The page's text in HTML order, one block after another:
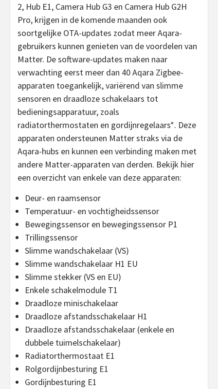
2, Hub E1, Camera Hub G3 en Camera Hub G2H
Pro, krijgen in de komende maanden ook
soortgelijke OTA-updates zodat meer Aqara-
gebruikers kunnen genieten van de voordelen van
Matter. De software-updates maken naar
verwachting eerst meer dan 40 Aqara Zigbee-
apparaten toegankelijk, variërend van slimme
sensoren en draadloze schakelaars tot
bedieningsapparatuur, zoals
radiatorthermostaten en gordijnregelaars*. Deze
apparaten ondersteunen Matter straks via de
Aqara-hubs en kunnen een verbinding maken met
andere Matter-apparaten van derden. Bekijk hier
een overzicht van enkele van deze apparaten:
Deur- en raamsensor
Temperatuur- en vochtigheidssensor
Bewegingssensor en bewegingssensor P1
Trillingssensor
Slimme wandschakelaar (VS)
Slimme wandschakelaar H1 EU
Slimme stekker (VS en EU)
Enkele schakelmodule T1
Draadloze minischakelaar
Draadloze afstandsschakelaar H1
Draadloze afstandsschakelaar (enkele en
dubbele tuimelschakelaar)
Radiatorthermostaat E1
Rolgordijnbesturing E1
Gordijnbesturing E1